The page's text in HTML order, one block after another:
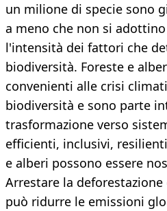
un milione di specie sono
a meno che non si
l'intensità dei fattori che
biodiversità. Foreste e
convenienti alle crisi
biodiversità e sono parte
trasformazione verso
efficienti, inclusivi,
e alberi possono essere
Arrestare la
può ridurre le emissioni